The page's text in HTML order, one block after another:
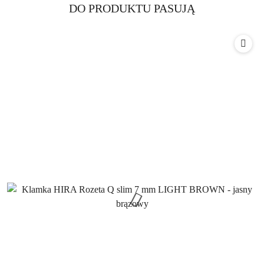
Pomiń karuzelę produktów
Produkty
DO PRODUKTU PASUJĄ